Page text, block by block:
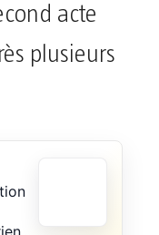
acte
plusieurs